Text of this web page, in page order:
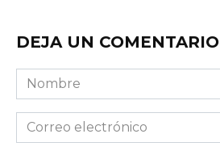
DEJA UN COMENTARIO
Nombre
Correo
electrónico